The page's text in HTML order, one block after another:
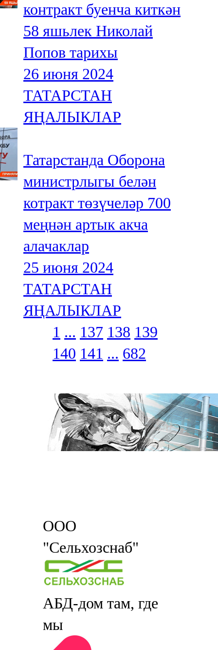
контракт буенча киткән
58 яшьлек Николай
Попов тарихы
26 июня 2024
ТАТАРСТАН
ЯҢАЛЫКЛАР
Татарстанда Оборона
министрлыгы белән
котракт төзүчеләр 700
меңнән артык акча
алачаклар
25 июня 2024
ТАТАРСТАН
ЯҢАЛЫКЛАР
1 ... 137 138 139
140 141 ... 682
ООО
"Сельхозснаб"
АБД-дом там, где
мы